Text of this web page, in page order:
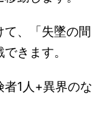
、「失墜の間
きます。
者1人+異界のな